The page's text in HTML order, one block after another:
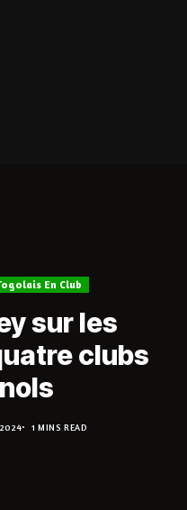
En Club
sur les
clubs
2024 1 MINS READ